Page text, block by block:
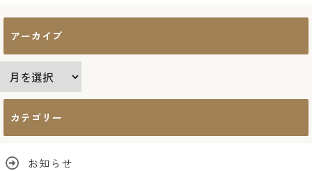
アーカイブ
ー
カ
ブ
カテゴリー
お知らせ